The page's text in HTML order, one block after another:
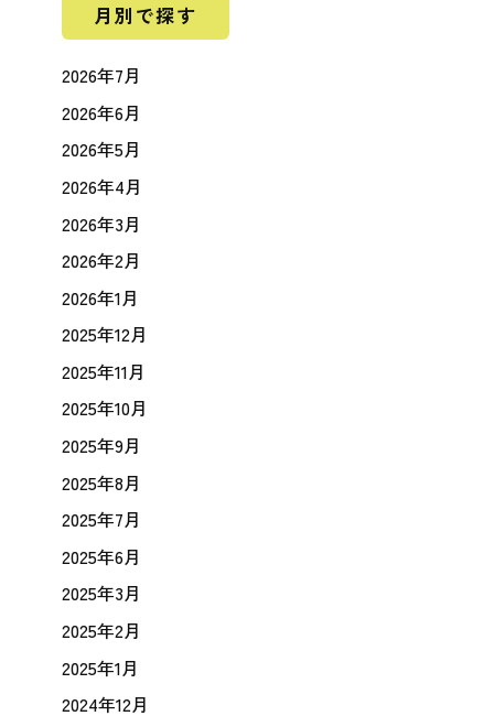
月別で探す
2026年7月
2026年6月
2026年5月
2026年4月
2026年3月
2026年2月
2026年1月
2025年12月
2025年11月
2025年10月
2025年9月
2025年8月
2025年7月
2025年6月
2025年3月
2025年2月
2025年1月
2024年12月